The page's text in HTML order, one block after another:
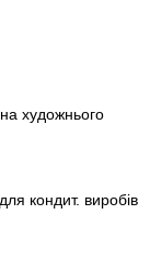
художнього
кондит. виробів